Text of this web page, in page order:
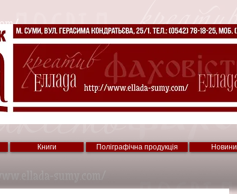
Книги Поліграфічна продукція Новини